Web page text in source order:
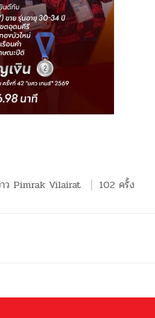
ว Pimrak Vilairat 102 ครั้ง